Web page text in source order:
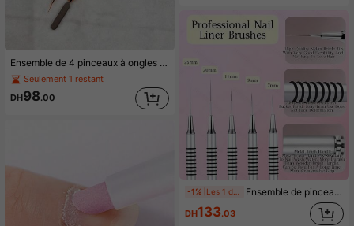
Ensemble de 4 pinceaux à ongles en 1 pour tracer et estomper en une seule fois
Seulement 1 restant
DH98.00
-1% Les 1 derniers jours Ensemble de pinceaux de liner pour l'art des ongles professionnel, 5 tailles 7/9/11/20/25mm, pinceaux de dessin de détails fins pour les ongles, stylos de rayures pour les ongles avec manche en métal, pour les lignes d'ongles DIY, les fleurs, les points, la peinture de lignes fines
DH133.03